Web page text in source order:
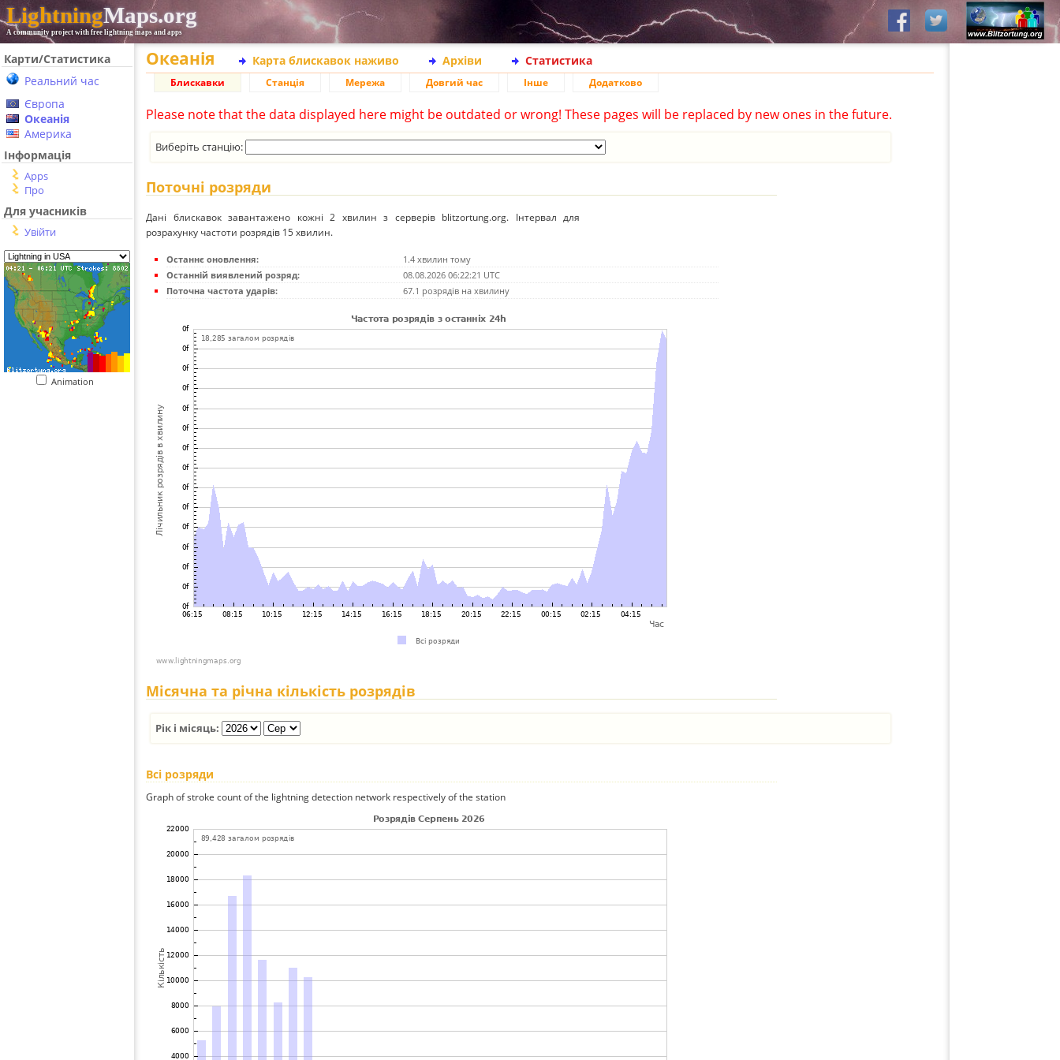
LightningMaps.org
A community project with free lightning maps and apps
Карти/Статистика
Реальний час
Європа
Океанія
Америка
Інформація
Apps
Про
Для учасників
Увійти
Animation
Океанія Карта блискавок наживо Архіви Статистика
Блискавки Станція Мережа Довгий час Інше Додатково
Please note that the data displayed here might be outdated or wrong! These pages will be replaced by new ones in the future.
Виберіть станцію:
Поточні розряди
Дані блискавок завантажено кожні 2 хвилин з серверів blitzortung.org. Інтервал для
розрахунку частоти розрядів 15 хвилин.
Останнє оновлення:
1.4 хвилин тому
Останній виявлений розряд:
08.08.2026 06:22:21 UTC
Поточна частота ударів:
67.1 розрядів на хвилину
Місячна та річна кількість розрядів
Рік і місяць:
Всі розряди
Graph of stroke count of the lightning detection network respectively of the station